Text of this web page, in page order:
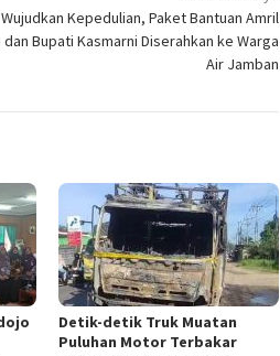
Wujudkan Kepedulian, Paket Bantuan Amril
dan Bupati Kasmarni Diserahkan ke Warga
Air Jamban
Detik-detik Truk Muatan
Puluhan Motor Terbakar